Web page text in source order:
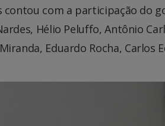
com a participação do
Hélio Peluffo, Antônio
Eduardo Rocha, Carlos